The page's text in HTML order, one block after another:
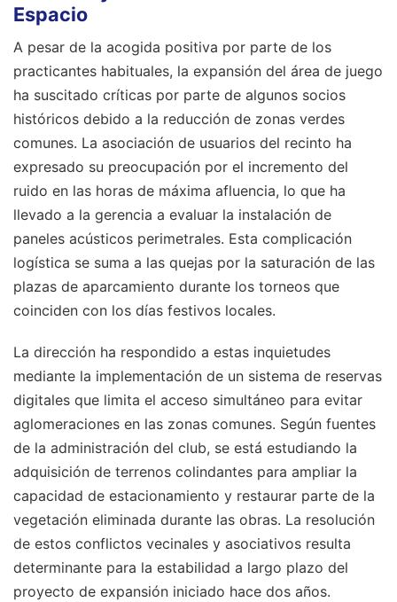
Espacio
A pesar de la acogida positiva por parte de los
practicantes habituales, la expansión del área de juego
ha suscitado críticas por parte de algunos socios
históricos debido a la reducción de zonas verdes
comunes. La asociación de usuarios del recinto ha
expresado su preocupación por el incremento del
ruido en las horas de máxima afluencia, lo que ha
llevado a la gerencia a evaluar la instalación de
paneles acústicos perimetrales. Esta complicación
logística se suma a las quejas por la saturación de las
plazas de aparcamiento durante los torneos que
coinciden con los días festivos locales.
La dirección ha respondido a estas inquietudes
mediante la implementación de un sistema de reservas
digitales que limita el acceso simultáneo para evitar
aglomeraciones en las zonas comunes. Según fuentes
de la administración del club, se está estudiando la
adquisición de terrenos colindantes para ampliar la
capacidad de estacionamiento y restaurar parte de la
vegetación eliminada durante las obras. La resolución
de estos conflictos vecinales y asociativos resulta
determinante para la estabilidad a largo plazo del
proyecto de expansión iniciado hace dos años.